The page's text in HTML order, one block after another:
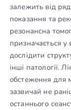
залежить від
показання та
резонансна
призначається
дослідити
інші патології.
обстеження для
зазвичай не
останнього